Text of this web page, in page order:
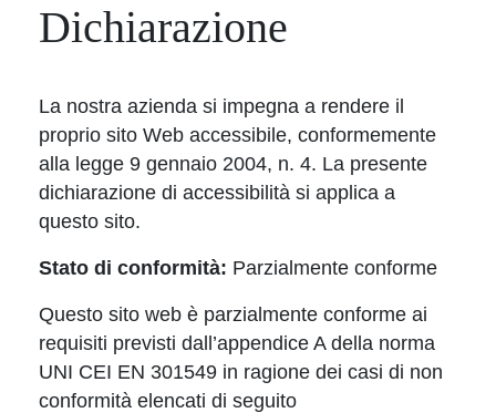
Dichiarazione
La nostra azienda si impegna a rendere il
proprio sito Web accessibile, conformemente
alla legge 9 gennaio 2004, n. 4. La presente
dichiarazione di accessibilità si applica a
questo sito.
Stato di conformità: Parzialmente conforme
Questo sito web è parzialmente conforme ai
requisiti previsti dall’appendice A della norma
UNI CEI EN 301549 in ragione dei casi di non
conformità elencati di seguito